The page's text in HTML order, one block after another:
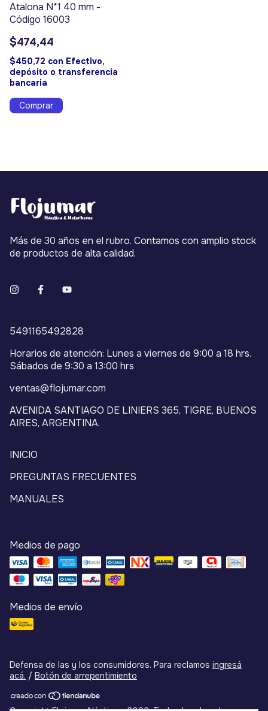
Atalona N*1 40 mm -
Código 16003
$474,44
$450,72 con Efectivo,
depósito o transferencia
bancaria
Más de 30 años en el rubro. Contamos con amplio stock
de productos de alta calidad.
5491165492828
Horarios de atención: Lunes a viernes de 9:00 a 18 hrs.
Sábados de 9:30 a 13:00 hrs
ventas@flojumar.com
AVENIDA SANTIAGO DE LINIERS 365, TIGRE, BUENOS
AIRES, ARGENTINA.
INICIO
PREGUNTAS FRECUENTES
MANUALES
Medios de pago
Medios de envío
Defensa de las y los consumidores. Para reclamos ingresá
acá. / Botón de arrepentimiento